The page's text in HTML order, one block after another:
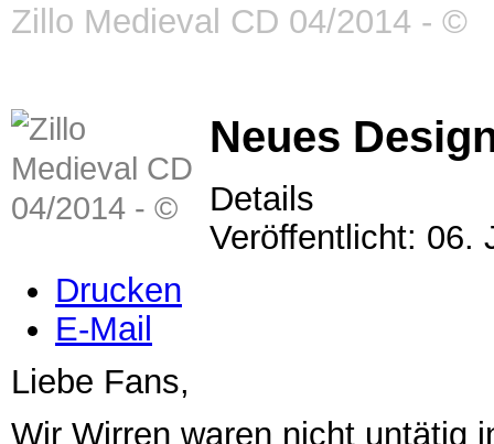
Zillo Medieval CD 04/2014 - ©
Neues
Details
Veröffentlicht: 06.
Drucken
E-Mail
Liebe Fans,
Wir Wirren waren nicht untätig